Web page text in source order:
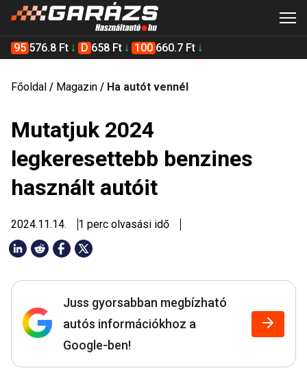
95 576.8 Ft D 658 Ft 100 660.7 Ft
Főoldal / Magazin / Ha autót vennél
Mutatjuk 2024
legkeresettebb benzines
használt autóit
2024.11.14. 1 perc olvasási idő
Juss gyorsabban megbízható
autós információkhoz a
Google-ben!